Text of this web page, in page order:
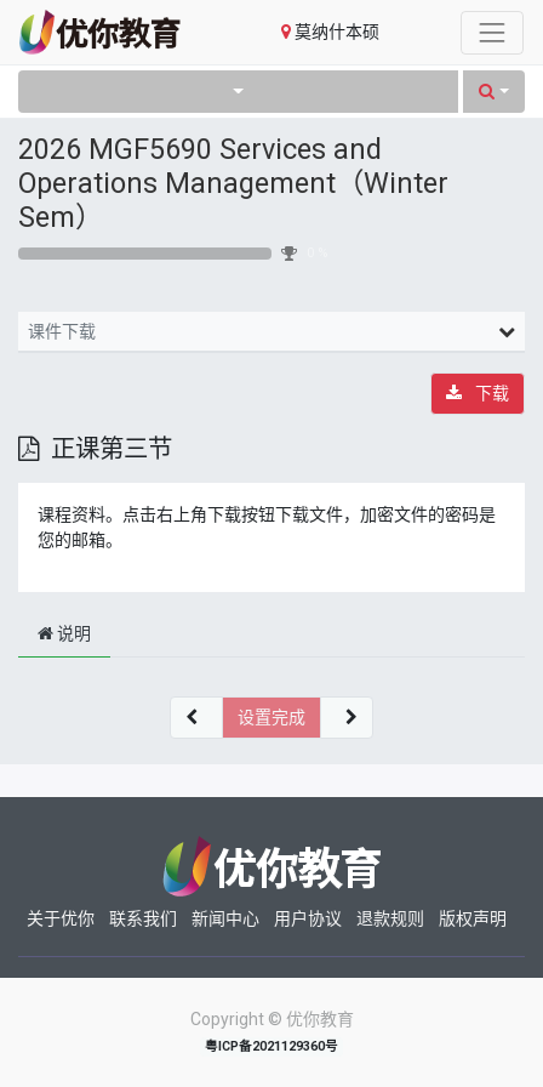
莫纳什本硕
2026 MGF5690 Services and
Operations Management（Winter
Sem）
课件下载
正课第三节
下载
课程资料。点击右上角下载按钮下载文件，加密文件的密码是
您的邮箱。
说明
设置完成
关于优你 联系我们 新闻中心 用户协议 退款规则 版权声明
Copyright © 优你教育
粤ICP备2021129360号